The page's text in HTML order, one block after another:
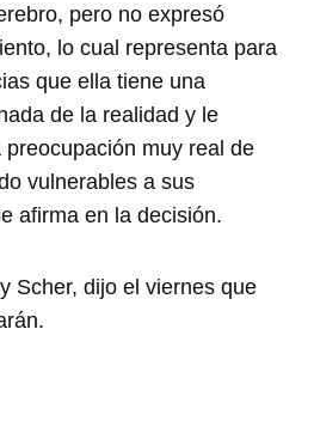
pero no expresó
lo cual representa para
que ella tiene una
de la realidad y le
muy real de
vulnerables a sus
afirma en la decisión.
Scher, dijo el viernes que